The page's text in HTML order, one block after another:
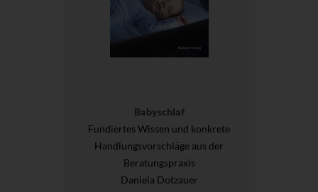
Babyschlaf
Fundiertes Wissen und konkrete
Handlungsvorschläge aus der
Beratungspraxis
Daniela Dotzauer